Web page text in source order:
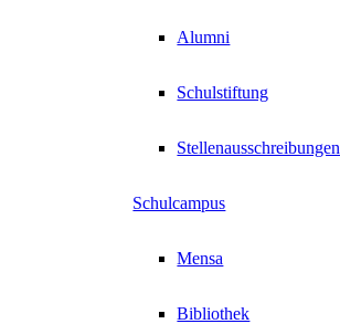
Alumni
Schulstiftung
Stellenausschreibungen
Schulcampus
Mensa
Bibliothek